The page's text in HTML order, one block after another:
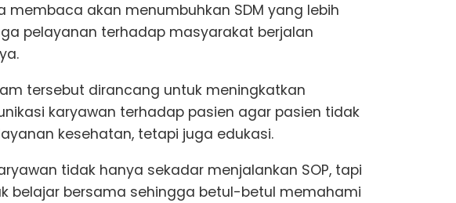
membaca akan menumbuhkan SDM yang lebih
pelayanan terhadap masyarakat berjalan
tersebut dirancang untuk meningkatkan
karyawan terhadap pasien agar pasien tidak
kesehatan, tetapi juga edukasi.
tidak hanya sekadar menjalankan SOP, tapi
belajar bersama sehingga betul-betul memahami